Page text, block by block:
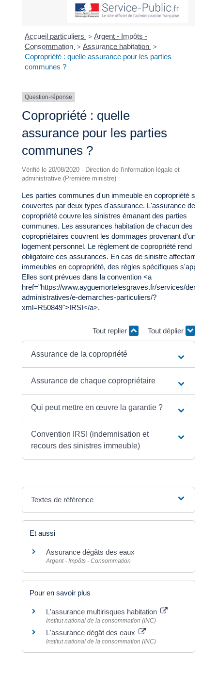
Accueil particuliers > Argent - Impôts -
Consommation > Assurance habitation >
Copropriété : quelle assurance pour les parties
communes ?
Question-réponse
Copropriété : quelle
assurance pour les parties
communes ?
Vérifié le 20/08/2020 - Direction de l'information légale et
administrative (Première ministre)
Les parties communes d'un immeuble en copropriété sont
couvertes par deux types d'assurance. L'assurance de la
copropriété couvre les sinistres émanant des parties
communes. Les assurances habitation de chacun des
copropriétaires couvrent les dommages provenant d'un
logement personnel. Le règlement de copropriété rend
obligatoire ces assurances. En cas de sinistre affectant les
immeubles en copropriété, des règles spécifiques
Elles sont prévues dans la convention <a
href="https://www.ayguemortelesgraves.fr/services/
administratives/e-demarches-particuliers/?
xml=R50849">IRSI</a>.
Tout replier Tout déplier
Assurance de la copropriété
Assurance de chaque copropriétaire
Qui peut mettre en œuvre la garantie ?
Convention IRSI (indemnisation et
recours des sinistres immeuble)
Textes de référence
Et aussi
Assurance dégâts des eaux
Argent - Impôts - Consommation
Pour en savoir plus
L'assurance multirisques habitation
Institut national de la consommation (INC)
L'assurance dégât des eaux
Institut national de la consommation (INC)